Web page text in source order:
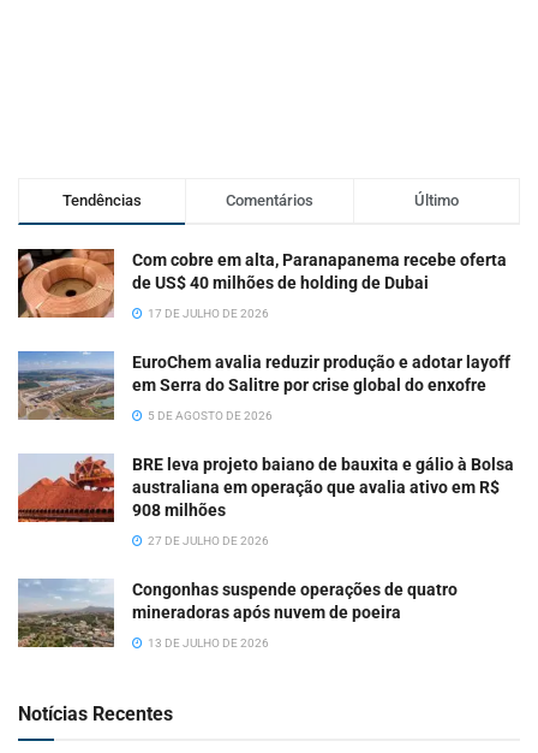
Tendências Comentários Último
Com cobre em alta, Paranapanema recebe oferta
de US$ 40 milhões de holding de Dubai
17 DE JULHO DE 2026
EuroChem avalia reduzir produção e adotar layoff
em Serra do Salitre por crise global do enxofre
5 DE AGOSTO DE 2026
BRE leva projeto baiano de bauxita e gálio à Bolsa
australiana em operação que avalia ativo em R$
908 milhões
27 DE JULHO DE 2026
Congonhas suspende operações de quatro
mineradoras após nuvem de poeira
13 DE JULHO DE 2026
Notícias Recentes